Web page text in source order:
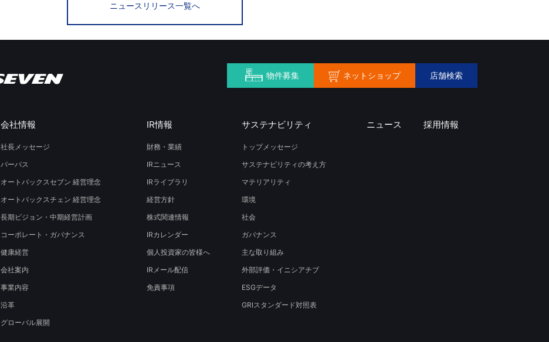
ニュースリリース一覧へ
物件募集 ネットショップ 店舗検索
会社情報
社長メッセージ
パーパス
オートバックスセブン 経営理念
オートバックスチェン 経営理念
長期ビジョン・中期経営計画
コーポレート・ガバナンス
健康経営
会社案内
事業内容
沿革
グローバル展開
IR情報
財務・業績
IRニュース
IRライブラリ
経営方針
株式関連情報
IRカレンダー
個人投資家の皆様へ
IRメール配信
免責事項
サステナビリティ
トップメッセージ
サステナビリティの考え方
マテリアリティ
環境
社会
ガバナンス
主な取り組み
外部評価・イニシアチブ
ESGデータ
GRIスタンダード対照表
ニュース 採用情報